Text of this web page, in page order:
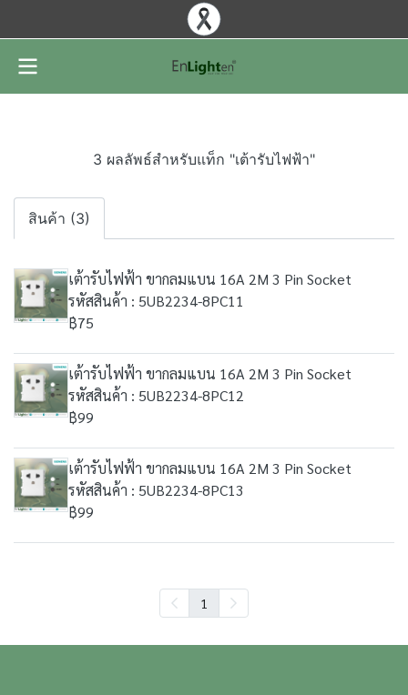
3 ผลลัพธ์สำหรับแท็ก "เต้ารับไฟฟ้า"
สินค้า (3)
เต้ารับไฟฟ้า ขากลมแบน 16A 2M 3 Pin Socket
รหัสสินค้า : 5UB2234-8PC11
฿75
เต้ารับไฟฟ้า ขากลมแบน 16A 2M 3 Pin Socket
รหัสสินค้า : 5UB2234-8PC12
฿99
เต้ารับไฟฟ้า ขากลมแบน 16A 2M 3 Pin Socket
รหัสสินค้า : 5UB2234-8PC13
฿99
1